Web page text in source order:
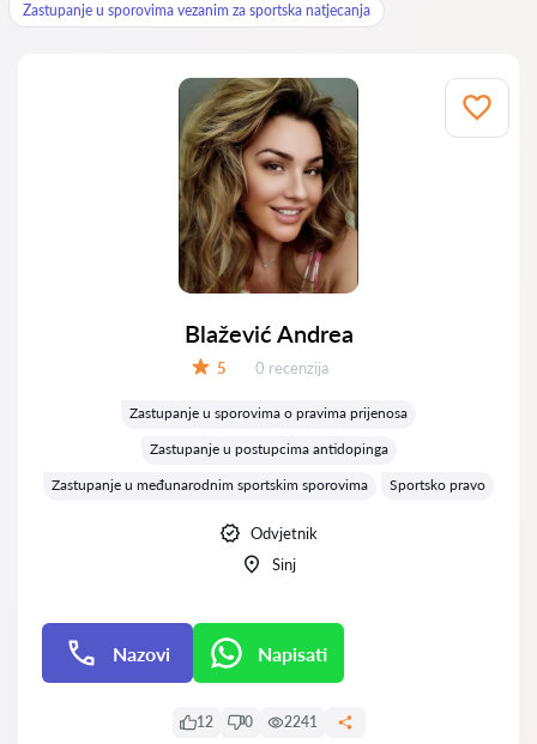
Zastupanje u sporovima vezanim za sportska natjecanja
Blažević Andrea
5 Recenzija:
0 recenzija
Zastupanje u sporovima o pravima prijenosa
Zastupanje u postupcima antidopinga
Zastupanje u međunarodnim sportskim sporovima
Sportsko pravo
Odvjetnik
Sinj
Nazovi Napisati
12 0 2241